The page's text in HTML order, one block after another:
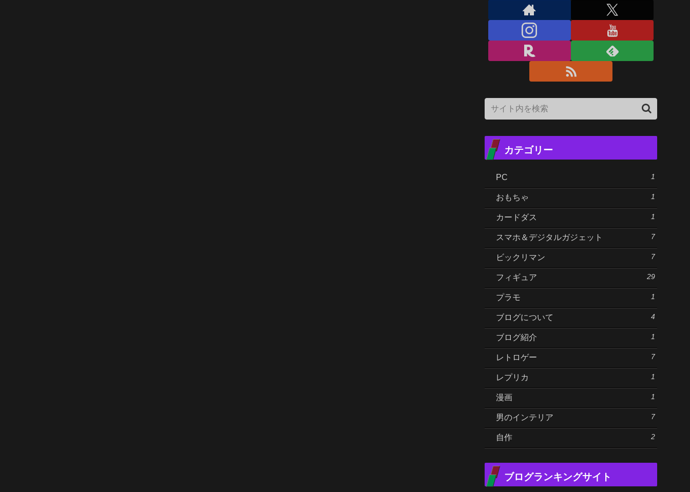
カテゴリー
PC 1
おもちゃ 1
カードダス 1
スマホ＆デジタルガジェット 7
ビックリマン 7
フィギュア 29
プラモ 1
ブログについて 4
ブログ紹介 1
レトロゲー 7
レプリカ 1
漫画 1
男のインテリア 7
自作 2
ブログランキングサイト